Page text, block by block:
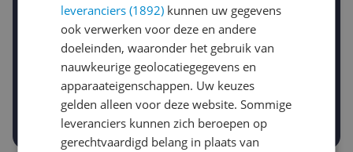
Gewenste daling of bedrag
-10% -15%
Gewenste prijs
€
Prijsalert aanzetten
leveranciers (1892) kunnen uw gegevens
ook verwerken voor deze en andere
doeleinden, waaronder het gebruik van
nauwkeurige geolocatiegegevens en
apparaateigenschappen. Uw keuzes
gelden alleen voor deze website. Sommige
leveranciers kunnen zich beroepen op
gerechtvaardigd belang in plaats van